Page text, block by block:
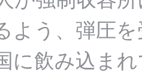
よう、弾圧
に飲み込ま